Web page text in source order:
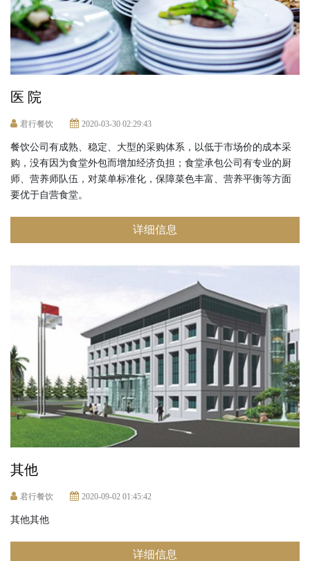
医 院
君行餐饮 2020-03-30 02:29:43
餐饮公司有成熟、稳定、大型的采购体系，以低于市场价的成本采
购，没有因为食堂外包而增加经济负担；食堂承包公司有专业的厨
师、营养师队伍，对菜单标准化，保障菜色丰富、营养平衡等方面
要优于自营食堂。
详细信息
其他
君行餐饮 2020-09-02 01:45:42
其他其他
详细信息